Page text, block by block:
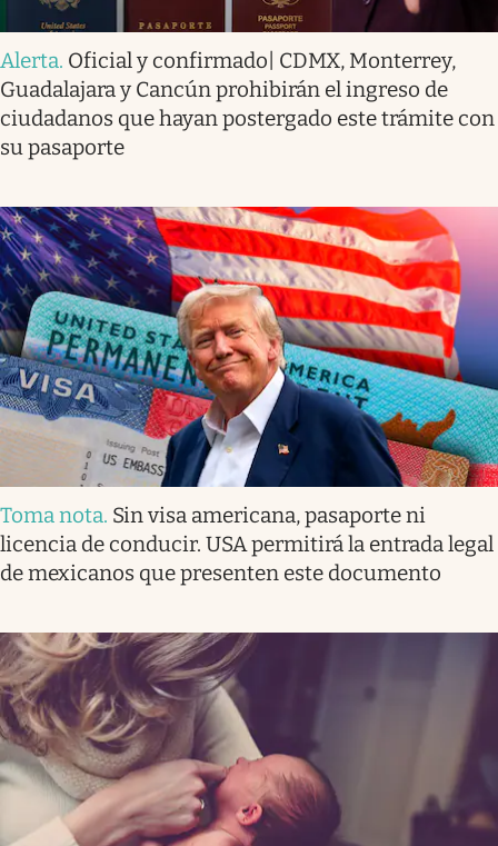
Alerta. Oficial y confirmado| CDMX, Monterrey,
Guadalajara y Cancún prohibirán el ingreso de
ciudadanos que hayan postergado este trámite con
su pasaporte
Toma nota. Sin visa americana, pasaporte ni
licencia de conducir. USA permitirá la entrada legal
de mexicanos que presenten este documento